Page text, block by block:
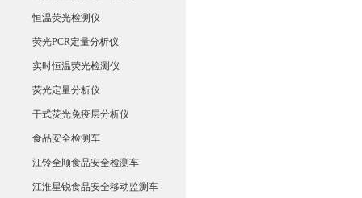
恒温荧光检测仪
荧光PCR定量分析仪
实时恒温荧光检测仪
荧光定量分析仪
干式荧光免疫层分析仪
食品安全检测车
江铃全顺食品安全检测车
江淮星锐食品安全移动监测车